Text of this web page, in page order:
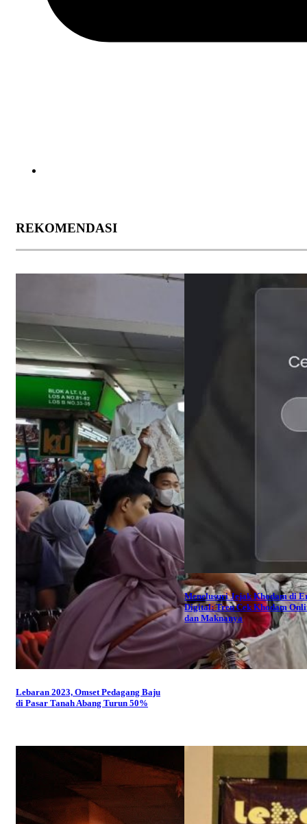
REKOMENDASI
Lebaran 2023, Omset Pedagang Baju
di Pasar Tanah Abang Turun 50%
Menelusuri Jejak Khodam di
Digital: Tren Cek Khodam
dan Maknanya